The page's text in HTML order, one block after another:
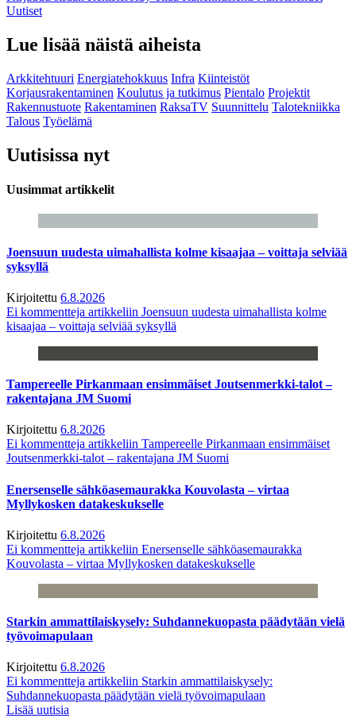
Uutiset
Lue lisää näistä aiheista
Arkkitehtuuri Energiatehokkuus Infra Kiinteistöt
Korjausrakentaminen Koulutus ja tutkimus Pientalo Projektit
Rakennustuote Rakentaminen RaksaTV Suunnittelu Talotekniikka
Talous Työelämä
Uutisissa nyt
Uusimmat artikkelit
Joensuun uudesta uimahallista kolme kisaajaa – voittaja selviää
syksyllä
Kirjoitettu 6.8.2026
Ei kommentteja artikkeliin Joensuun uudesta uimahallista kolme
kisaajaa – voittaja selviää syksyllä
Tampereelle Pirkanmaan ensimmäiset Joutsenmerkki-talot –
rakentajana JM Suomi
Kirjoitettu 6.8.2026
Ei kommentteja artikkeliin Tampereelle Pirkanmaan ensimmäiset
Joutsenmerkki-talot – rakentajana JM Suomi
Enersenselle sähköasemaurakka Kouvolasta – virtaa
Myllykosken datakeskukselle
Kirjoitettu 6.8.2026
Ei kommentteja artikkeliin Enersenselle sähköasemaurakka
Kouvolasta – virtaa Myllykosken datakeskukselle
Starkin ammattilaiskysely: Suhdannekuopasta päädytään vielä
työvoimapulaan
Kirjoitettu 6.8.2026
Ei kommentteja artikkeliin Starkin ammattilaiskysely:
Suhdannekuopasta päädytään vielä työvoimapulaan
Lisää uutisia